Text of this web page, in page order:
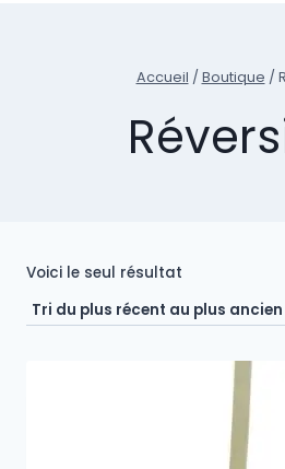
Accueil / Boutique /
Voici le seul résultat